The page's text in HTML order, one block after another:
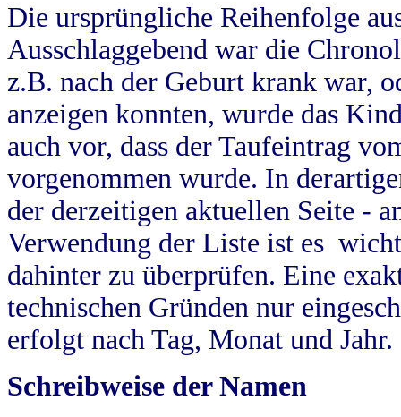
Die ursprüngliche Reihenfolge
Ausschlaggebend war die
z.B. nach der Geburt krank war,
anzeigen konnten, wurde das
auch vor, dass der Taufeintrag
vorgenommen wurde. In
der derzeitigen aktuellen Seite -
Verwendung der Liste ist es
dahinter zu überprüfen. Eine
technischen Gründen nur
erfolgt nach Tag, Monat und Jahr.
Schreibweise der Namen